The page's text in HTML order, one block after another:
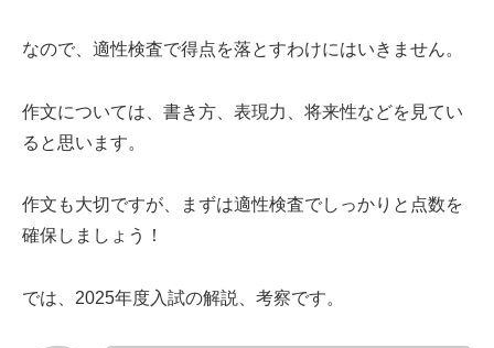
なので、適性検査で得点を落とすわけにはいきません。
作文については、書き方、表現力、将来性などを見てい
ると思います。
作文も大切ですが、まずは適性検査でしっかりと点数を
確保しましょう！
では、2025年度入試の解説、考察です。